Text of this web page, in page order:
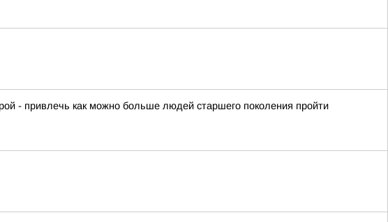
- привлечь как можно больше людей старшего поколения пройти